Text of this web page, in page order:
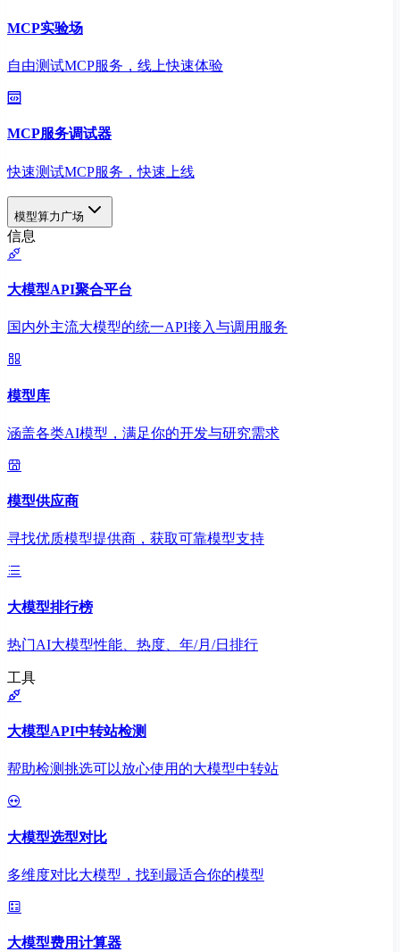
MCP实验场
自由测试MCP服务，线上快速体验
MCP服务调试器
快速测试MCP服务，快速上线
模型算力广场
信息
大模型API聚合平台
国内外主流大模型的统一API接入与调用服务
模型库
涵盖各类AI模型，满足你的开发与研究需求
模型供应商
寻找优质模型提供商，获取可靠模型支持
大模型排行榜
热门AI大模型性能、热度、年/月/日排行
工具
大模型API中转站检测
帮助检测挑选可以放心使用的大模型中转站
大模型选型对比
多维度对比大模型，找到最适合你的模型
大模型费用计算器